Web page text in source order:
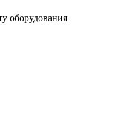
оборудования